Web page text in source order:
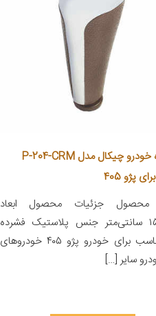
سر دنده خودرو چیکال مدل P-204-CRM
پژو 405
محصول جزئیات محصول ابعاد
۱۵x۱۵x۵ سانتی‌متر جنس پلاستیک فشرده
کروم مناسب برای خودرو پژو ۴۰۵ خودروهای
سایر […]